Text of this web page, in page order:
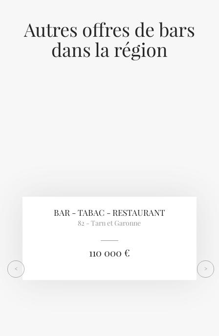
Autres offres de bars
dans la région
BAR - TABAC - RESTAURANT
82 - Tarn et Garonne
110 000 €
< >